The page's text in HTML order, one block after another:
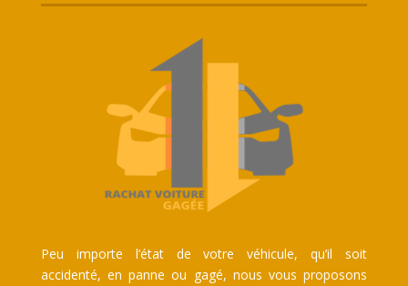
Peu importe l’état de votre véhicule, qu’il soit
accidenté, en panne ou gagé, nous vous proposons